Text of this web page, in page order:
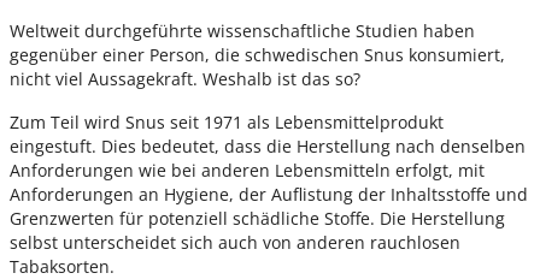
Weltweit durchgeführte wissenschaftliche Studien haben
gegenüber einer Person, die schwedischen Snus konsumiert,
nicht viel Aussagekraft. Weshalb ist das so?
Zum Teil wird Snus seit 1971 als Lebensmittelprodukt
eingestuft. Dies bedeutet, dass die Herstellung nach denselben
Anforderungen wie bei anderen Lebensmitteln erfolgt, mit
Anforderungen an Hygiene, der Auflistung der Inhaltsstoffe und
Grenzwerten für potenziell schädliche Stoffe. Die Herstellung
selbst unterscheidet sich auch von anderen rauchlosen
Tabaksorten.